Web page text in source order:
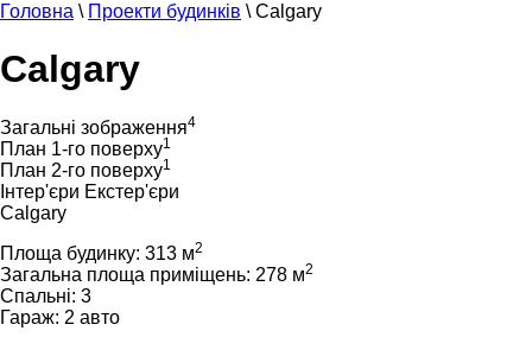
Головна \ Проекти будинків \ Calgary
Calgary
Загальні зображення4
План 1-го поверху1
План 2-го поверху1
Інтер'єри Екстер'єри
Calgary
Площа будинку: 313 м2
Загальна площа приміщень: 278 м2
Спальні: 3
Гараж: 2 авто